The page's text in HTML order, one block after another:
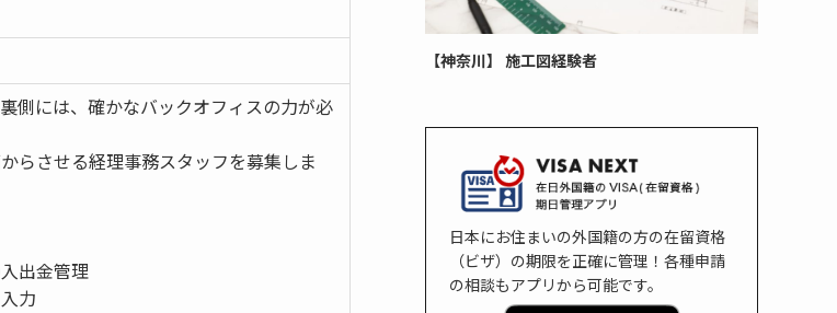
側には、確かなバックオフィスの力が必
らさせる経理事務スタッフを募集しま
出金管理
力
【神奈川】 施工図経験者
日本にお住まいの外国籍の方の在留資格
（ビザ）の期限を正確に管理！各種申請
の相談もアプリから可能です。